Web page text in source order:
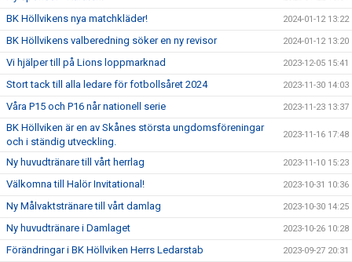
BK Höllvikens nya matchkläder! 2024-01-12 13:22
BK Höllvikens valberedning söker en ny revisor 2024-01-12 13:20
Vi hjälper till på Lions loppmarknad 2023-12-05 15:41
Stort tack till alla ledare för fotbollsåret 2024 2023-11-30 14:03
Våra P15 och P16 når nationell serie 2023-11-23 13:37
BK Höllviken är en av Skånes största ungdomsföreningar
och i ständig utveckling.
2023-11-16 17:48
Ny huvudtränare till vårt herrlag 2023-11-10 15:23
Välkomna till Halör Invitational! 2023-10-31 10:36
Ny Målvaktstränare till vårt damlag 2023-10-30 14:25
Ny huvudtränare i Damlaget 2023-10-26 10:28
Förändringar i BK Höllviken Herrs Ledarstab 2023-09-27 20:31